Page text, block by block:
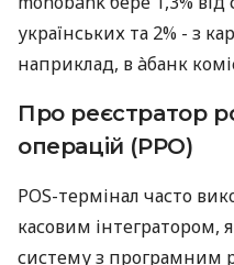
українських та 2% - з
наприклад, в àбанк
Про реєстратор
операцій (РРО)
POS-термінал часто
касовим інтегратором,
систему з програмним